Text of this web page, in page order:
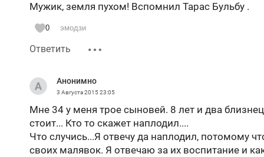
Мужик, земля пухом! Вспомнил Тарас Бульбу .
0 эмодзи
Ответить
Анонимно
3 Августа 201523:05
Мне 34 у меня трое сыновей. 8 лет и два
стоит... Кто то скажет наплодил....
Что случись...Я отвечу да наплодил, потомому
своих малявок. Я отвечаю за их воспитание и